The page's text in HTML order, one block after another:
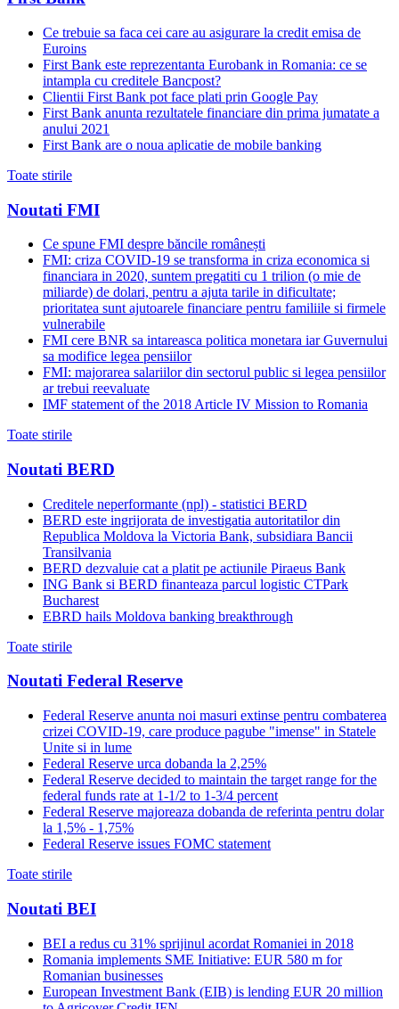
Ce trebuie sa faca cei care au asigurare la credit emisa de
Euroins
First Bank este reprezentanta Eurobank in Romania: ce se
intampla cu creditele Bancpost?
Clientii First Bank pot face plati prin Google Pay
First Bank anunta rezultatele financiare din prima jumatate a
anului 2021
First Bank are o noua aplicatie de mobile banking
Toate stirile
Noutati FMI
Ce spune FMI despre băncile românești
FMI: criza COVID-19 se transforma in criza economica si
financiara in 2020, suntem pregatiti cu 1 trilion (o mie de
miliarde) de dolari, pentru a ajuta tarile in dificultate;
prioritatea sunt ajutoarele financiare pentru familiile si firmele
vulnerabile
FMI cere BNR sa intareasca politica monetara iar Guvernului
sa modifice legea pensiilor
FMI: majorarea salariilor din sectorul public si legea pensiilor
ar trebui reevaluate
IMF statement of the 2018 Article IV Mission to Romania
Toate stirile
Noutati BERD
Creditele neperformante (npl) - statistici BERD
BERD este ingrijorata de investigatia autoritatilor din
Republica Moldova la Victoria Bank, subsidiara Bancii
Transilvania
BERD dezvaluie cat a platit pe actiunile Piraeus Bank
ING Bank si BERD finanteaza parcul logistic CTPark
Bucharest
EBRD hails Moldova banking breakthrough
Toate stirile
Noutati Federal Reserve
Federal Reserve anunta noi masuri extinse pentru combaterea
crizei COVID-19, care produce pagube "imense" in Statele
Unite si in lume
Federal Reserve urca dobanda la 2,25%
Federal Reserve decided to maintain the target range for the
federal funds rate at 1-1/2 to 1-3/4 percent
Federal Reserve majoreaza dobanda de referinta pentru dolar
la 1,5% - 1,75%
Federal Reserve issues FOMC statement
Toate stirile
Noutati BEI
BEI a redus cu 31% sprijinul acordat Romaniei in 2018
Romania implements SME Initiative: EUR 580 m for
Romanian businesses
European Investment Bank (EIB) is lending EUR 20 million